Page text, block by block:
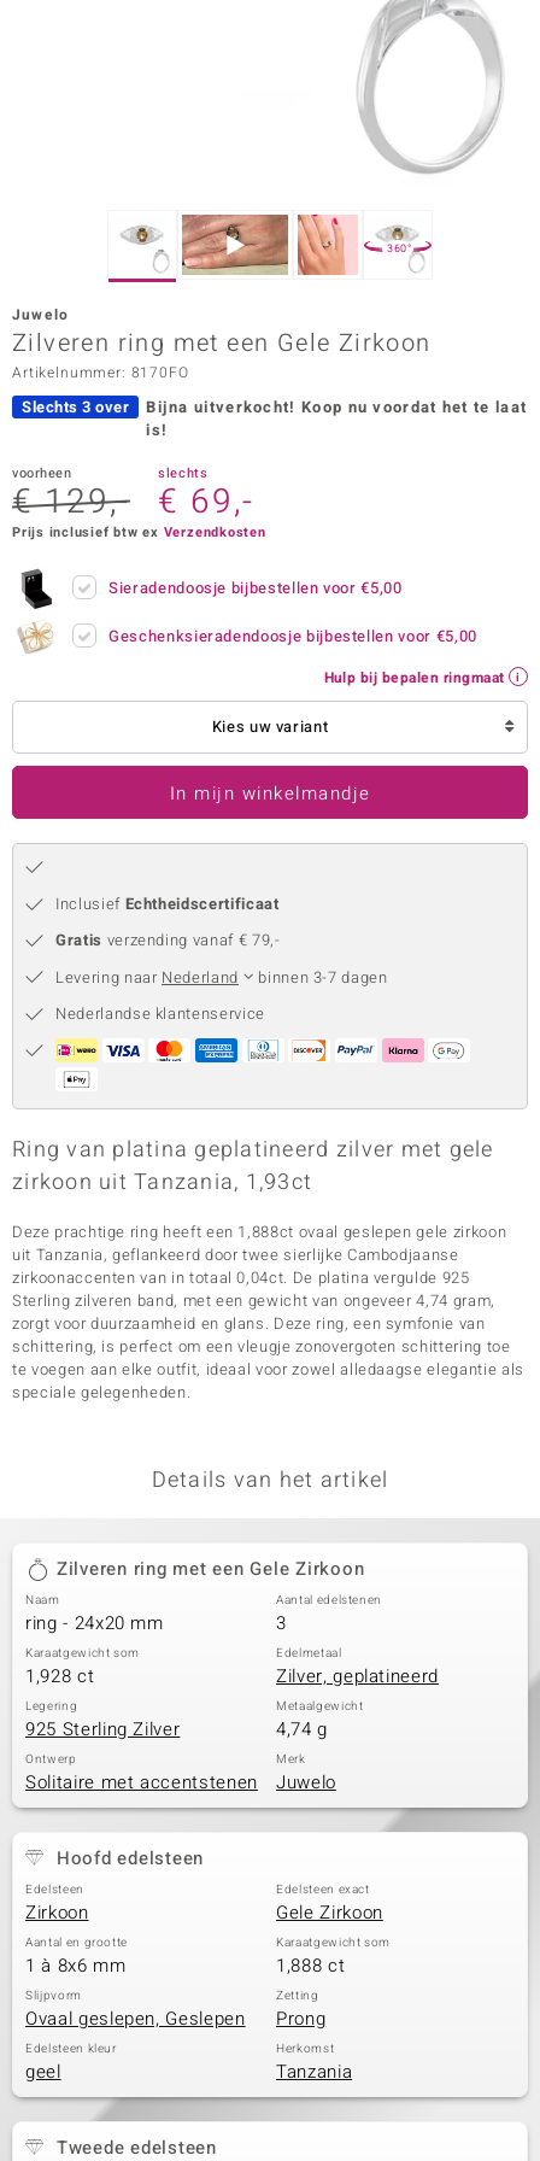
Vogue
in Italy
Paraíso
Collection
360°
Juwelo
Zilveren ring met een Gele Zirkoon
Artikelnummer: 8170FO
Slechts 3 over Bijna uitverkocht! Koop nu voordat het te laat
is!
voorheen
€ 129,-
slechts
€ 69,-
Prijs inclusief btw ex Verzendkosten
Sieradendoosje bijbestellen voor€5,00
Geschenksieradendoosje bijbestellen voor €5,00
Hulp bij bepalen ringmaat
Kies uw variant
In mijn winkelmandje
Inclusief Echtheidscertificaat
Gratis verzending vanaf € 79,-
Levering naar Nederland
binnen 3-7 dagen
Nederlandse klantenservice
Ring van platina geplatineerd zilver met gele
zirkoon uit Tanzania, 1,93ct
Deze prachtige ring heeft een 1,888ct ovaal geslepen gele zirkoon
uit Tanzania, geflankeerd door twee sierlijke Cambodjaanse
zirkoonaccenten van in totaal 0,04ct. De platina vergulde 925
Sterling zilveren band, met een gewicht van ongeveer 4,74 gram,
zorgt voor duurzaamheid en glans. Deze ring, een symfonie van
schittering, is perfect om een vleugje zonovergoten schittering toe
te voegen aan elke outfit, ideaal voor zowel alledaagse elegantie als
speciale gelegenheden.
Details van het artikel
Zilveren ring met een Gele Zirkoon
Naam
ring - 24x20 mm
Aantal edelstenen
3
Karaatgewicht som
1,928 ct
Edelmetaal
Zilver, geplatineerd
Legering
925 Sterling Zilver
Metaalgewicht
4,74 g
Ontwerp
Solitaire met accentstenen
Merk
Juwelo
Hoofd edelsteen
Edelsteen
Zirkoon
Edelsteen exact
Gele Zirkoon
Aantal en grootte
1 à 8x6 mm
Karaatgewicht som
1,888 ct
Slijpvorm
Ovaal geslepen, Geslepen
Zetting
Prong
Edelsteen kleur
geel
Herkomst
Tanzania
Tweede edelsteen